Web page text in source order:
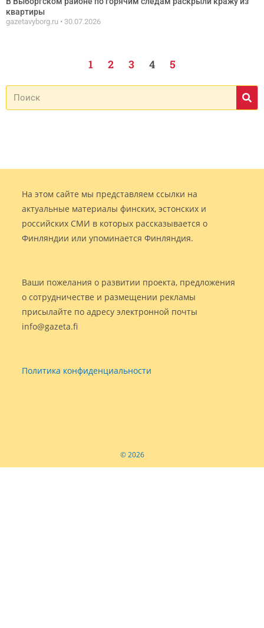
квартиры
gazetavyborg.ru 30.07.2026
1 2 3 4 5
На этом сайте мы представляем ссылки на
актуальные материалы финских, эстонских и
российских СМИ в которых рассказывается о
Финляндии или упоминается Финляндия.
Ваши пожелания о развитии проекта, предложения
о сотрудничестве и размещении рекламы
присылайте по адресу электронной почты
info@gazeta.fi
Политика конфиденциальности
© 2026